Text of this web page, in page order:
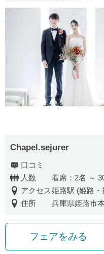
Chapel.sejurer
口コミ
人数
着席：2名 ～
アクセス姫路駅 (姫路・
住所
兵庫県姫路市
フェアをみる